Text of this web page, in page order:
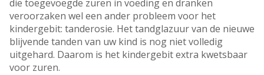
die toegevoegde zuren in voeding en dranken
veroorzaken wel een ander probleem voor het
kindergebit: tanderosie. Het tandglazuur van de nieuwe
blijvende tanden van uw kind is nog niet volledig
uitgehard. Daarom is het kindergebit extra kwetsbaar
voor zuren.